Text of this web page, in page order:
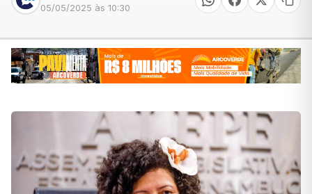
05/05/2025 às 10:30